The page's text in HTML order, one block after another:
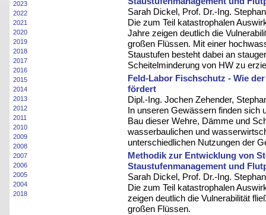
2023
2022
2021
2020
2019
2018
2017
2016
2015
2014
2013
2012
2011
2010
2009
2008
2007
2006
2005
2004
2018
Sarah Dickel, Prof. Dr.-Ing.
Die zum Teil katastrophalen
Jahre zeigen deutlich die
großen Flüssen. Mit einer
Staustufen besteht dabei an
Scheitelminderung von HW zu
Feld-Labor Fischschutz - Wie
fördert
Dipl.-Ing. Jochen Zehender,
In unseren Gewässern finden sich
Bau dieser Wehre, Dämme und
wasserbaulichen und
unterschiedlichen Nutzungen der
Methodik zur Entwicklung von
Staustufenmanagement und
Sarah Dickel, Prof. Dr.-Ing.
Die zum Teil katastrophalen
zeigen deutlich die Vulnerabilität
großen Flüssen.